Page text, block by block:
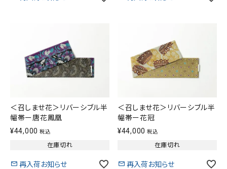
＜召しませ花＞リバーシブル半
幅帯ー唐花鳳凰
¥44,000 税込
在庫切れ
再入荷お知らせ
＜召しませ花＞リバーシブル半
幅帯ー花冠
¥44,000 税込
在庫切れ
再入荷お知らせ